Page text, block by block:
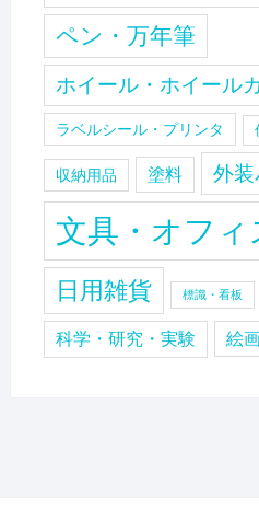
ペン・万年筆
ホイール・ホイール
ラベルシール・プリンタ
収納用品 塗料 外装
文具・オフィ
日用雑貨 標識・看板
科学・研究・実験 絵